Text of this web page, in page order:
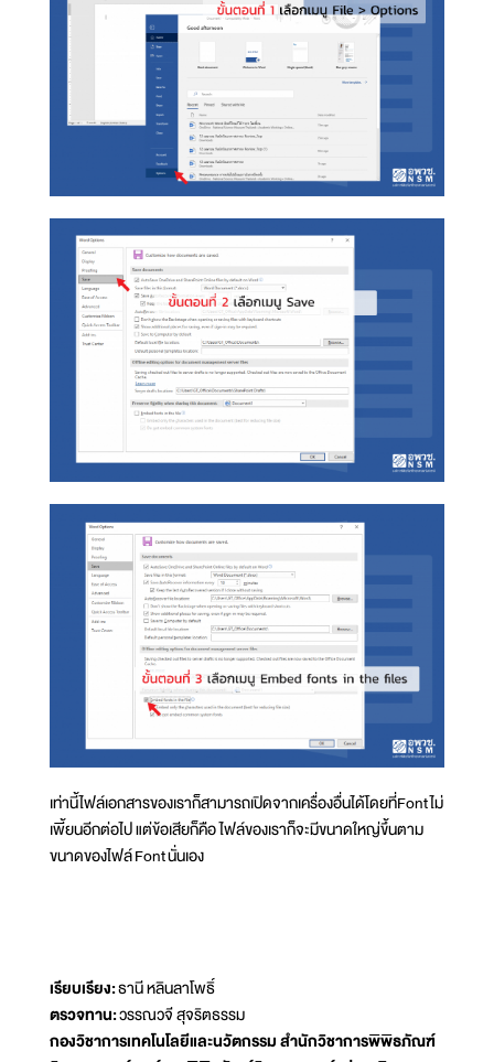
เท่านี้ไฟล์เอกสารของเราก็สามารถเปิดจากเครื่องอื่นได้โดยที่Font ไม่
เพี้ยนอีกต่อไป แต่ข้อเสียก็คือ ไฟล์ของเราก็จะมีขนาดใหญ่ขึ้นตาม
ขนาดของไฟล์ Font นั่นเอง
เรียบเรียง:ธานี หลินลาโพธิ์
ตรวจทาน:วรรณวจี สุจริตธรรม
กองวิชาการเทคโนโลยีและนวัตกรรม สำนักวิชาการพิพิธภัณฑ์